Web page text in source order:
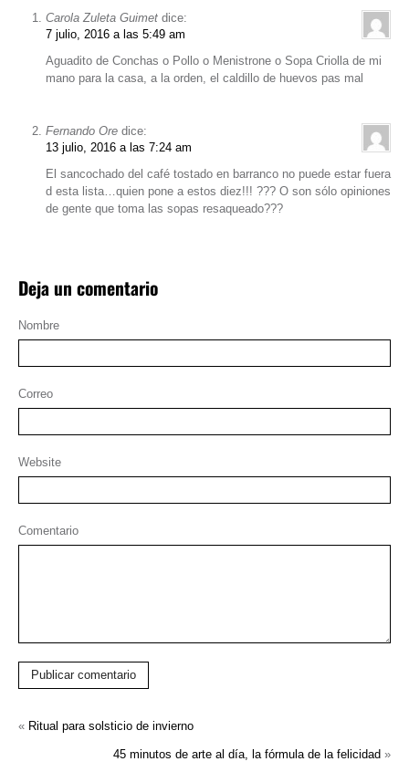
Carola Zuleta Guimet dice:
7 julio, 2016 a las 5:49 am
Aguadito de Conchas o Pollo o Menistrone o Sopa Criolla de mi
mano para la casa, a la orden, el caldillo de huevos pas mal
Fernando Ore dice:
13 julio, 2016 a las 7:24 am
El sancochado del café tostado en barranco no puede estar fuera
d esta lista…quien pone a estos diez!!! ??? O son sólo opiniones
de gente que toma las sopas resaqueado???
Deja un comentario
Nombre
Correo
Website
Comentario
Publicar comentario
« Ritual para solsticio de invierno
45 minutos de arte al día, la fórmula de la felicidad »